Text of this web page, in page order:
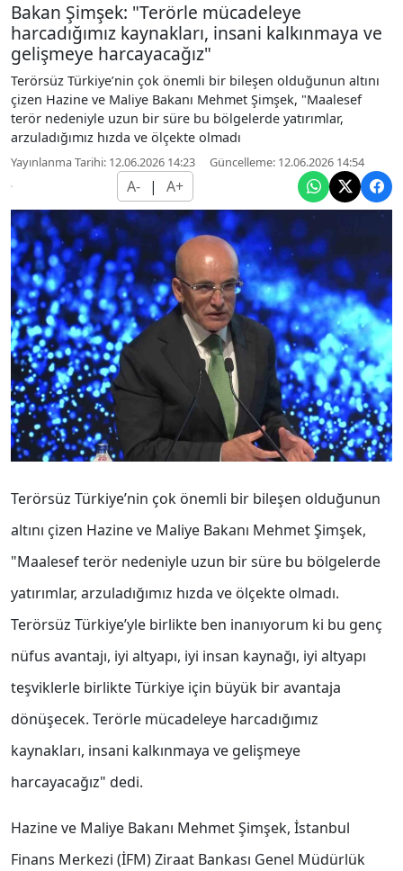
Bakan Şimşek: "Terörle mücadeleye
harcadığımız kaynakları, insani kalkınmaya ve
gelişmeye harcayacağız"
Terörsüz Türkiye’nin çok önemli bir bileşen olduğunun altını
çizen Hazine ve Maliye Bakanı Mehmet Şimşek, "Maalesef
terör nedeniyle uzun bir süre bu bölgelerde yatırımlar,
arzuladığımız hızda ve ölçekte olmadı
Yayınlanma Tarihi: 12.06.2026 14:23 Güncelleme: 12.06.2026 14:54
A- | A+
Terörsüz Türkiye’nin çok önemli bir bileşen olduğunun
altını çizen Hazine ve Maliye Bakanı Mehmet Şimşek,
"Maalesef terör nedeniyle uzun bir süre bu bölgelerde
yatırımlar, arzuladığımız hızda ve ölçekte olmadı.
Terörsüz Türkiye’yle birlikte ben inanıyorum ki bu genç
nüfus avantajı, iyi altyapı, iyi insan kaynağı, iyi altyapı
teşviklerle birlikte Türkiye için büyük bir avantaja
dönüşecek. Terörle mücadeleye harcadığımız
kaynakları, insani kalkınmaya ve gelişmeye
harcayacağız" dedi.
Hazine ve Maliye Bakanı Mehmet Şimşek, İstanbul
Finans Merkezi (İFM) Ziraat Bankası Genel Müdürlük